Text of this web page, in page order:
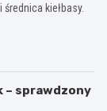
kiełbasy.
– sprawdzony